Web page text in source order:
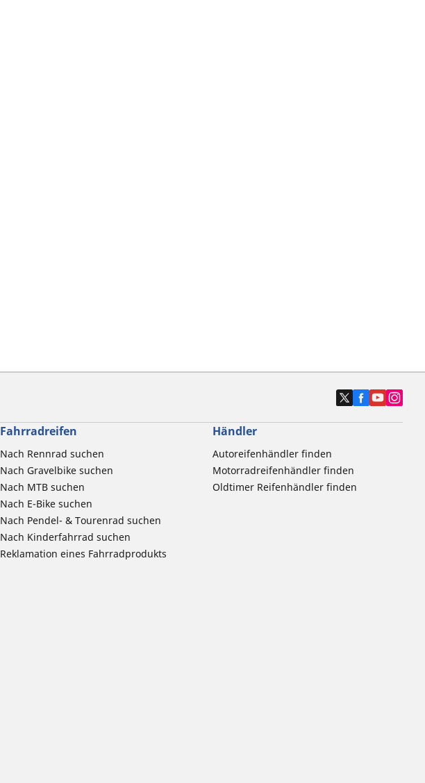
Fahrradreifen
Nach Rennrad suchen
Nach Gravelbike suchen
Nach MTB suchen
Nach E-Bike suchen
Nach Pendel- & Tourenrad suchen
Nach Kinderfahrrad suchen
Reklamation eines Fahrradprodukts
Händler
Autoreifenhändler finden
Motorradreifenhändler finden
Oldtimer Reifenhändler finden